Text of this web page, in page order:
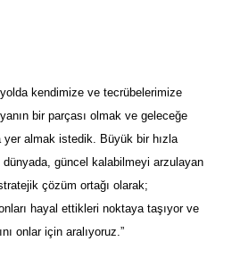
yolda kendimize ve tecrübelerimize
bir parçası olmak ve geleceğe
yer almak istedik. Büyük bir hızla
güncel kalabilmeyi arzulayan
çözüm ortağı olarak;
hayal ettikleri noktaya taşıyor ve
onlar için aralıyoruz.”